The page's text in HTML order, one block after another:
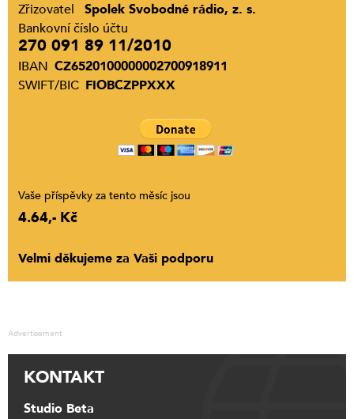
Zřizovatel
Spolek Svobodné rádio, z. s.
Bankovní číslo účtu
270 091 89 11/2010
IBAN CZ6520100000002700918911
SWIFT/BIC FIOBCZPPXXX
Vaše příspěvky za tento měsíc jsou
4.64,- Kč
Velmi děkujeme za Vaši podporu
Advertisement
KONTAKT
Studio Beta